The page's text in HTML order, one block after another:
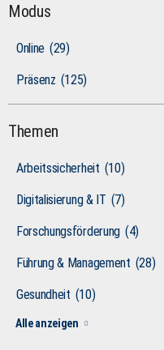
Modus
Online (29)
Präsenz (125)
Themen
Arbeitssicherheit (10)
Digitalisierung & IT (7)
Forschungsförderung (4)
Führung & Management (28)
Gesundheit (10)
Alle anzeigen